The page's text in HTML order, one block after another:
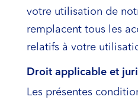
votre utilisation de
remplacent tous les
relatifs à votre
Droit applicable et
Les présentes